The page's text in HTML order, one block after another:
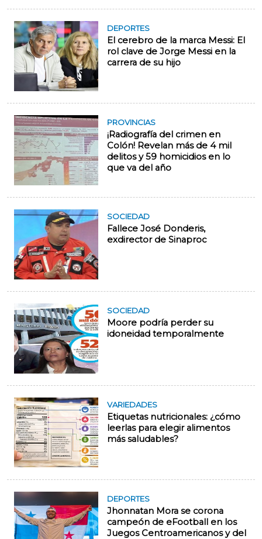
DEPORTES
El cerebro de la marca Messi: El
rol clave de Jorge Messi en la
carrera de su hijo
PROVINCIAS
¡Radiografía del crimen en
Colón! Revelan más de 4 mil
delitos y 59 homicidios en lo
que va del año
SOCIEDAD
Fallece José Donderis,
exdirector de Sinaproc
SOCIEDAD
Moore podría perder su
idoneidad temporalmente
VARIEDADES
Etiquetas nutricionales: ¿cómo
leerlas para elegir alimentos
más saludables?
DEPORTES
Jhonnatan Mora se corona
campeón de eFootball en los
Juegos Centroamericanos y del